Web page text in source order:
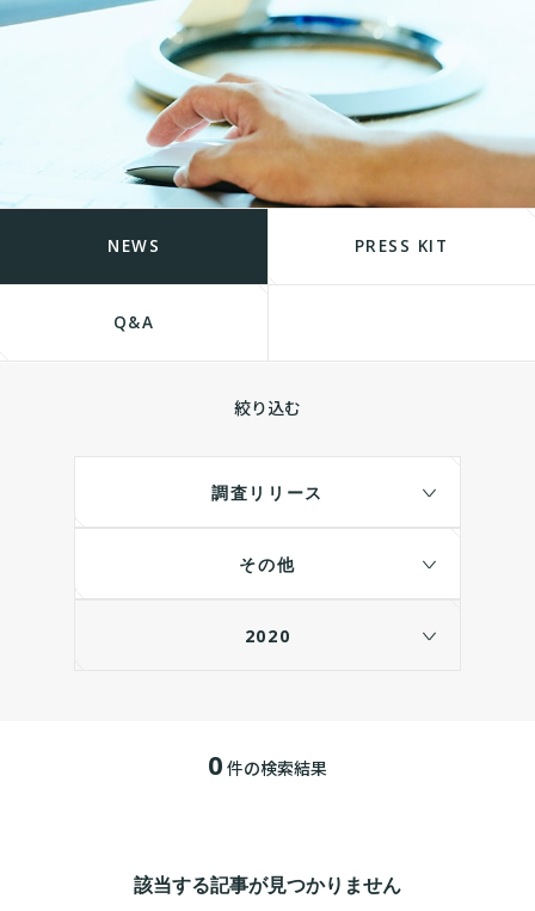
NEWS PRESS KIT
Q&A
絞り込む
調査リリース
その他
2020
0 件の検索結果
該当する記事が見つかりません